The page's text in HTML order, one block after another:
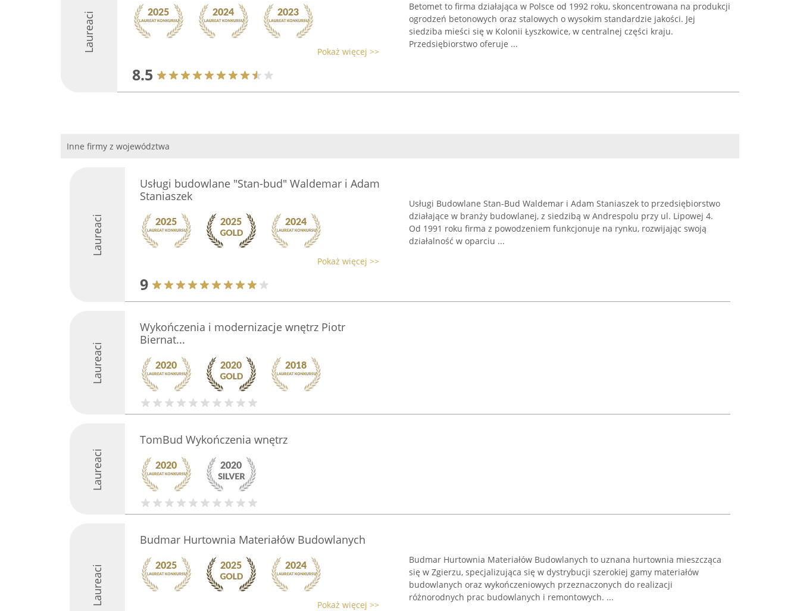
Laureaci Pokaż więcej >>
8.5
Betomet to firma działająca w Polsce od 1992 roku, skoncentrowana na produkcji
ogrodzeń betonowych oraz stalowych o wysokim standardzie jakości. Jej
siedziba mieści się w Kolonii Łyszkowice, w centralnej części kraju.
Przedsiębiorstwo oferuje ...
Inne firmy z województwa
Laureaci
Usługi budowlane "Stan-bud" Waldemar i Adam
Staniaszek
Pokaż więcej >>
9
Usługi Budowlane Stan-Bud Waldemar i Adam Staniaszek to przedsiębiorstwo
działające w branży budowlanej, z siedzibą w Andrespolu przy ul. Lipowej 4.
Od 1991 roku firma z powodzeniem funkcjonuje na rynku, rozwijając swoją
działalność w oparciu ...
Laureaci
Wykończenia i modernizacje wnętrz Piotr
Biernat...
Laureaci
TomBud Wykończenia wnętrz
Laureaci
Budmar Hurtownia Materiałów Budowlanych
Pokaż więcej >>
Budmar Hurtownia Materiałów Budowlanych to uznana hurtownia mieszcząca
się w Zgierzu, specjalizująca się w dystrybucji szerokiej gamy materiałów
budowlanych oraz wykończeniowych przeznaczonych do realizacji
różnorodnych prac budowlanych i remontowych. ...